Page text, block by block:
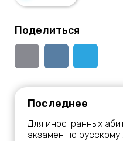
Поделиться
Последнее
Для иностранных
экзамен по русскому